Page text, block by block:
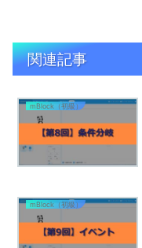
関連記事
mBlock（初級）
mBlock（初級）